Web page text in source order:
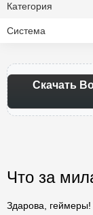
Категория
Система
Скачать
Что за
Здарова, геймеры!